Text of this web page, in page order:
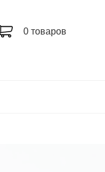
0 товаров